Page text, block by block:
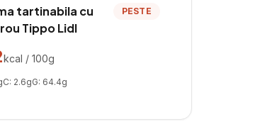
tartinabila cu
Tippo Lidl
PESTE
kcal / 100g
C: 2.6gG: 64.4g